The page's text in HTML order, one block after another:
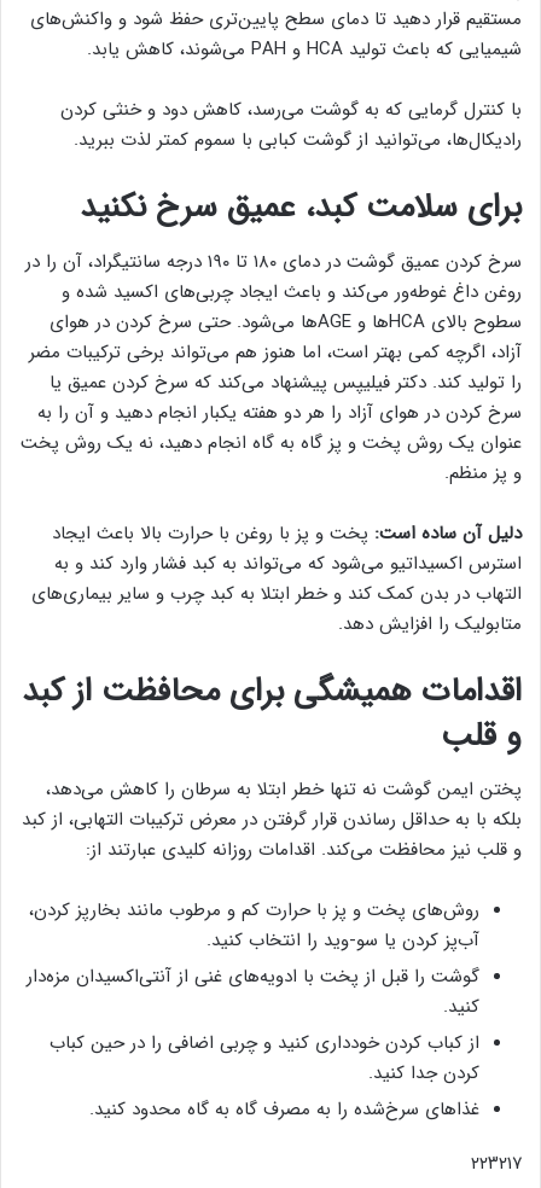
مستقیم قرار دهید تا دمای سطح پایین‌تری حفظ شود و واکنش‌های
شیمیایی که باعث تولید HCA و PAH می‌شوند، کاهش یابد.
با کنترل گرمایی که به گوشت می‌رسد، کاهش دود و خنثی کردن
رادیکال‌ها، می‌توانید از گوشت کبابی با سموم کمتر لذت ببرید.
برای سلامت کبد، عمیق سرخ نکنید
سرخ کردن عمیق گوشت در دمای ۱۸۰ تا ۱۹۰ درجه سانتیگراد، آن را در
روغن داغ غوطه‌ور می‌کند و باعث ایجاد چربی‌های اکسید شده و
سطوح بالای HCAها و AGEها می‌شود. حتی سرخ کردن در هوای
آزاد، اگرچه کمی بهتر است، اما هنوز هم می‌تواند برخی ترکیبات مضر
را تولید کند. دکتر فیلیپس پیشنهاد می‌کند که سرخ کردن عمیق یا
سرخ کردن در هوای آزاد را هر دو هفته یکبار انجام دهید و آن را به
عنوان یک روش پخت و پز گاه به گاه انجام دهید، نه یک روش پخت
و پز منظم.
دلیل آن ساده است: پخت و پز با روغن با حرارت بالا باعث ایجاد
استرس اکسیداتیو می‌شود که می‌تواند به کبد فشار وارد کند و به
التهاب در بدن کمک کند و خطر ابتلا به کبد چرب و سایر بیماری‌های
متابولیک را افزایش دهد.
اقدامات همیشگی برای محافظت از کبد
و قلب
پختن ایمن گوشت نه تنها خطر ابتلا به سرطان را کاهش می‌دهد،
بلکه با به حداقل رساندن قرار گرفتن در معرض ترکیبات التهابی، از کبد
و قلب نیز محافظت می‌کند. اقدامات روزانه کلیدی عبارتند از:
روش‌های پخت و پز با حرارت کم و مرطوب مانند بخارپز کردن،
آب‌پز کردن یا سو-وید را انتخاب کنید.
گوشت را قبل از پخت با ادویه‌های غنی از آنتی‌اکسیدان مزه‌دار
کنید.
از کباب کردن خودداری کنید و چربی اضافی را در حین کباب
کردن جدا کنید.
غذاهای سرخ‌شده را به مصرف گاه به گاه محدود کنید.
۲۲۳۲۱۷